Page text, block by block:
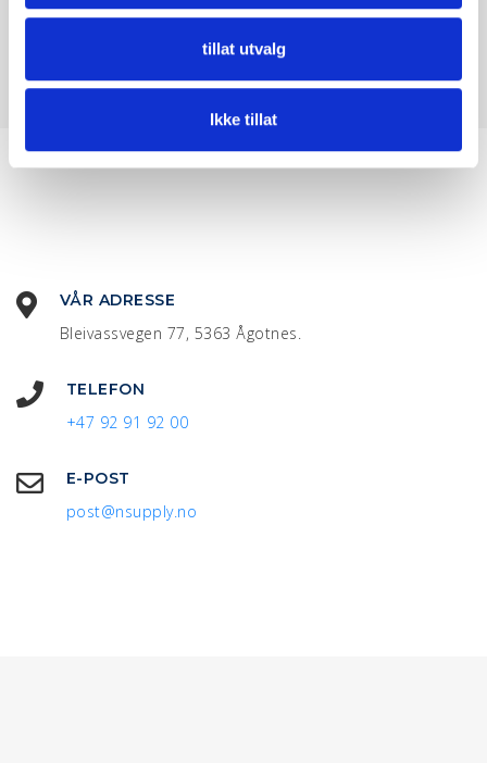
tillat utvalg
Ikke tillat
VÅR ADRESSE
Bleivassvegen 77, 5363 Ågotnes.
TELEFON
+47 92 91 92 00
E-POST
post@nsupply.no